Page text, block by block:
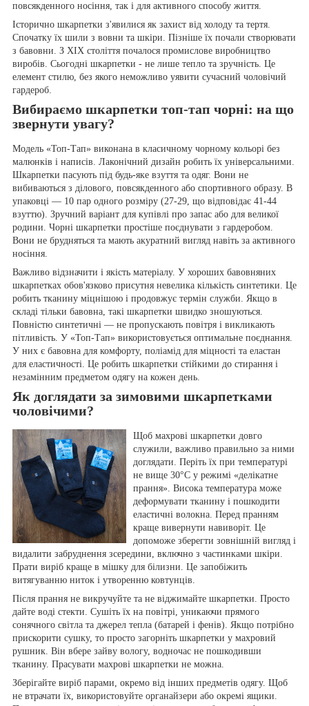
повсякденного носіння, так і для активного способу життя.
Історично шкарпетки з'явилися як захист від холоду та тертя.
Спочатку їх шили з вовни та шкіри. Пізніше їх почали створювати
з бавовни. З XIX століття почалося промислове виробництво
виробів. Сьогодні шкарпетки - не лише тепло та зручність. Це
елемент стилю, без якого неможливо уявити сучасний чоловічий
гардероб.
Вибираємо шкарпетки топ-тап чорні: на що
звернути увагу?
Модель «Топ-Тап» виконана в класичному чорному кольорі без
малюнків і написів. Лаконічний дизайн робить їх універсальними.
Шкарпетки пасують під будь-яке взуття та одяг. Вони не
вибиваються з ділового, повсякденного або спортивного образу. В
упаковці — 10 пар одного розміру (27-29, що відповідає 41-44
взуттю). Зручний варіант для купівлі про запас або для великої
родини. Чорні шкарпетки простіше поєднувати з гардеробом.
Вони не брудняться та мають акуратний вигляд навіть за активного
носіння.
Важливо відзначити і якість матеріалу. У хороших бавовняних
шкарпетках обов'язково присутня невелика кількість синтетики. Це
робить тканину міцнішою і продовжує термін служби. Якщо в
складі тільки бавовна, такі шкарпетки швидко зношуються.
Повністю синтетичні — не пропускають повітря і викликають
пітливість. У «Топ-Тап» використовується оптимальне поєднання.
У них є бавовна для комфорту, поліамід для міцності та еластан
для еластичності. Це робить шкарпетки стійкими до стирання і
незамінним предметом одягу на кожен день.
Як доглядати за зимовими шкарпетками
чоловічими?
Щоб махрові шкарпетки довго
служили, важливо правильно за ними
доглядати. Періть їх при температурі
не вище 30°C у режимі «делікатне
прання». Висока температура може
деформувати тканину і пошкодити
еластичні волокна. Перед пранням
краще вивернути навиворіт. Це
допоможе зберегти зовнішній вигляд і
видалити забруднення зсередини, включно з частинками шкіри.
Прати виріб краще в мішку для білизни. Це запобіжить
витягуванню ниток і утворенню ковтунців.
Після прання не викручуйте та не віджимайте шкарпетки. Просто
дайте воді стекти. Сушіть їх на повітрі, уникаючи прямого
сонячного світла та джерел тепла (батарей і фенів). Якщо потрібно
прискорити сушку, то просто загорніть шкарпетки у махровий
рушник. Він вбере зайву вологу, водночас не пошкодивши
тканину. Прасувати махрові шкарпетки не можна.
Зберігайте виріб парами, окремо від інших предметів одягу. Щоб
не втрачати їх, використовуйте органайзери або окремі ящики.